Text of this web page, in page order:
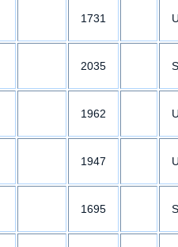
1731
2035
1962
1947
1695